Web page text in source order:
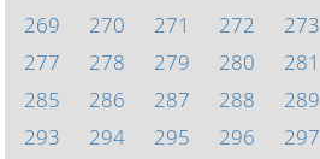
269
270 271 272 273
277
278 279 280 281
285
286 287 288 289
293
294 295 296 297